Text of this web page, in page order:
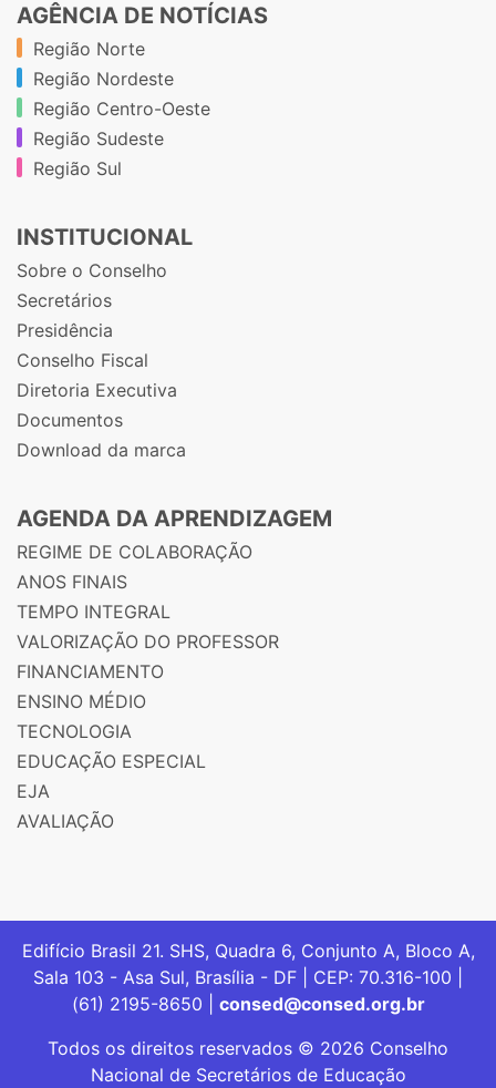
AGÊNCIA DE NOTÍCIAS
Região Norte
Região Nordeste
Região Centro-Oeste
Região Sudeste
Região Sul
INSTITUCIONAL
Sobre o Conselho
Secretários
Presidência
Conselho Fiscal
Diretoria Executiva
Documentos
Download da marca
AGENDA DA APRENDIZAGEM
REGIME DE COLABORAÇÃO
ANOS FINAIS
TEMPO INTEGRAL
VALORIZAÇÃO DO PROFESSOR
FINANCIAMENTO
ENSINO MÉDIO
TECNOLOGIA
EDUCAÇÃO ESPECIAL
EJA
AVALIAÇÃO
Edifício Brasil 21. SHS, Quadra 6, Conjunto A, Bloco A,
Sala 103 - Asa Sul, Brasília - DF | CEP: 70.316-100 |
(61) 2195-8650 | consed@consed.org.br
Todos os direitos reservados © 2026 Conselho
Nacional de Secretários de Educação